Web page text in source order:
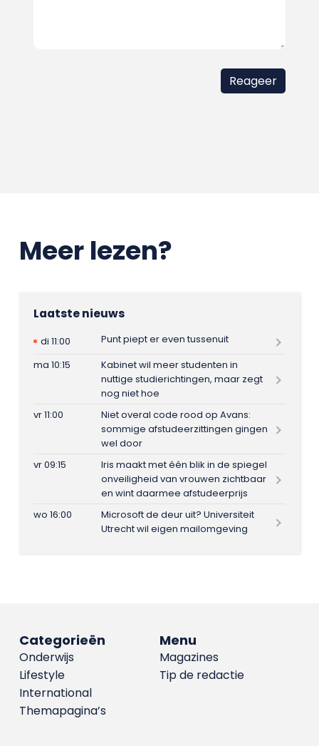
Meer lezen?
Laatste nieuws
di 11:00
Punt piept er even tussenuit
ma 10:15
Kabinet wil meer studenten in
nuttige studierichtingen, maar zegt
nog niet hoe
vr 11:00
Niet overal code rood op Avans:
sommige afstudeerzittingen gingen
wel door
vr 09:15
Iris maakt met één blik in de spiegel
onveiligheid van vrouwen zichtbaar
en wint daarmee afstudeerprijs
wo 16:00
Microsoft de deur uit? Universiteit
Utrecht wil eigen mailomgeving
Menu
Magazines
Tip de redactie
Categorieën
Onderwijs
Lifestyle
International
Themapagina’s